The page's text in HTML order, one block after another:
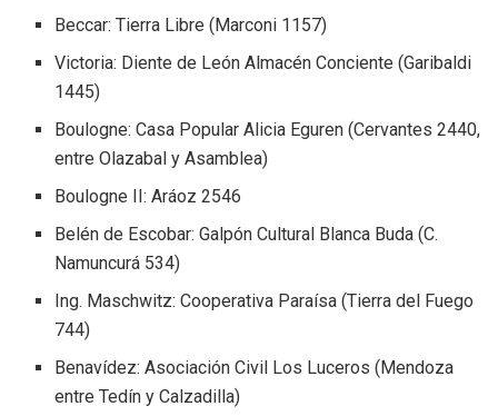
Beccar: Tierra Libre (Marconi 1157)
Victoria: Diente de León Almacén Conciente (Garibaldi
1445)
Boulogne: Casa Popular Alicia Eguren (Cervantes 2440,
entre Olazabal y Asamblea)
Boulogne II: Aráoz 2546
Belén de Escobar: Galpón Cultural Blanca Buda (C.
Namuncurá 534)
Ing. Maschwitz: Cooperativa Paraísa (Tierra del Fuego
744)
Benavídez: Asociación Civil Los Luceros (Mendoza
entre Tedín y Calzadilla)